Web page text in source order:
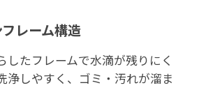
レーム構造
したフレームで水滴が残りにく
浄しやすく、ゴミ・汚れが溜ま